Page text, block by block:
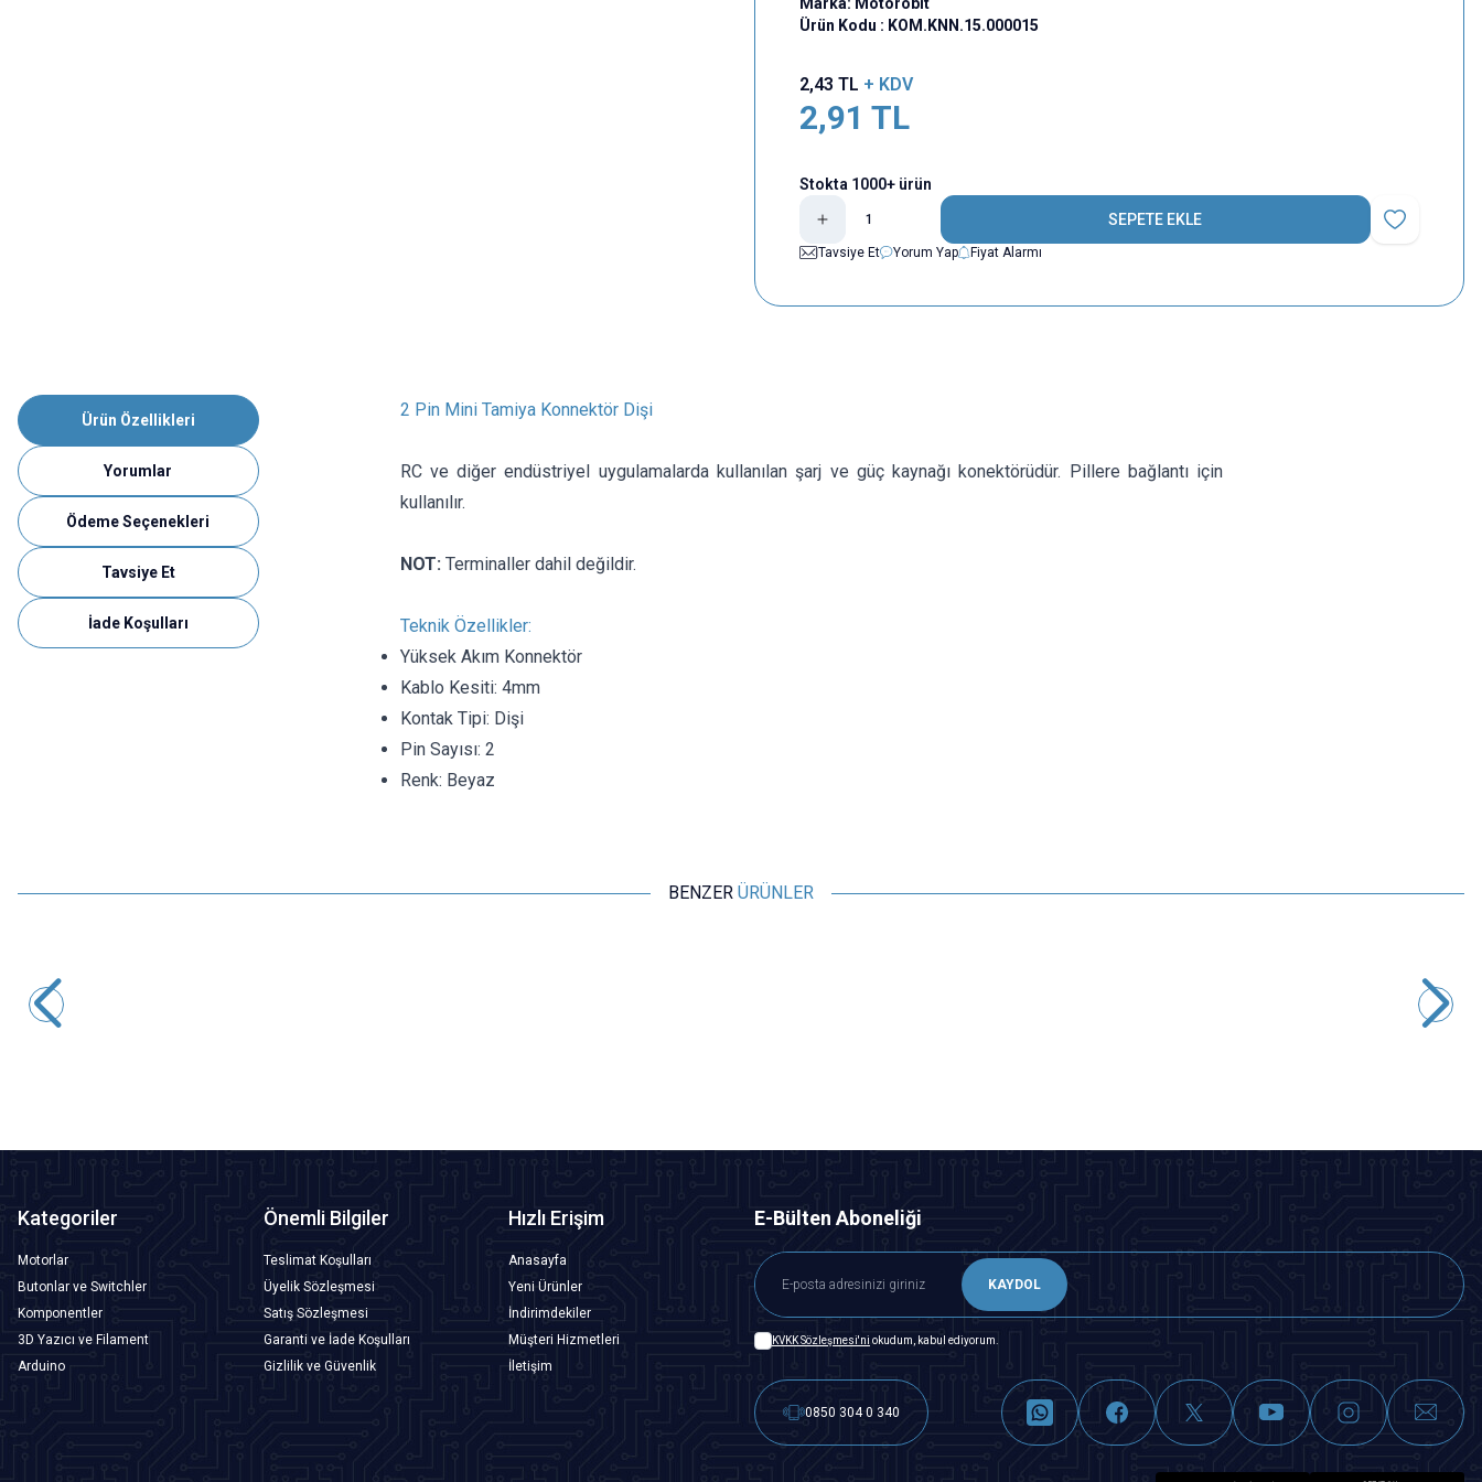
Ürün Kodu : KOM.KNN.15.000015
2,43 TL + KDV
2,91 TL
Stokta 1000+ ürün
SEPETE EKLE
Favoriye Ekle
Tavsiye Et
Yorum Yap Fiyat Alarmı
Ürün Özellikleri
Yorumlar
Ödeme Seçenekleri
Tavsiye Et
İade Koşulları
2 Pin Mini Tamiya Konnektör Dişi
RC ve diğer endüstriyel uygulamalarda kullanılan şarj ve güç kaynağı konektörüdür. Pillere bağlantı için
kullanılır.
NOT: Terminaller dahil değildir.
Teknik Özellikler:
Yüksek Akım Konnektör
Kablo Kesiti: 4mm
Kontak Tipi: Dişi
Pin Sayısı: 2
Renk: Beyaz
BENZER ÜRÜNLER
Kategoriler
Motorlar
Butonlar ve Switchler
Komponentler
3D Yazıcı ve Filament
Arduino
Önemli Bilgiler
Teslimat Koşulları
Üyelik Sözleşmesi
Satış Sözleşmesi
Garanti ve İade Koşulları
Gizlilik ve Güvenlik
Hızlı Erişim
Anasayfa
Yeni Ürünler
İndirimdekiler
Müşteri Hizmetleri
İletişim
E-Bülten Aboneliği
KAYDOL
KVKK Sözleşmesi'ni okudum, kabul ediyorum.
0850 304 0 340